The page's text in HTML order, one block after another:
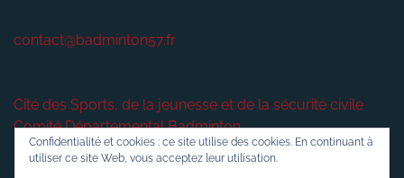
contact@badminton57.fr
Cité des Sports, de la jeunesse et de la sécurité civile
Comité Départemental Badminton
2 rue plénière
Confidentialité et cookies : ce site utilise des cookies. En continuant à
utiliser ce site Web, vous acceptez leur utilisation.